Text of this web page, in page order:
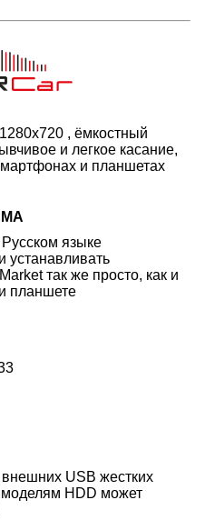
, ёмкостный
и легкое касание,
и планшетах
языке
устанавливать
так же просто, как и
планшете
USB жестких
HDD может